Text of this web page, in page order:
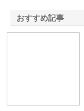
おすすめ記事